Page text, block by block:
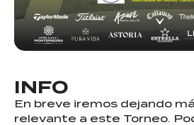
INFO
En breve iremos dejando
relevante a este Torneo.